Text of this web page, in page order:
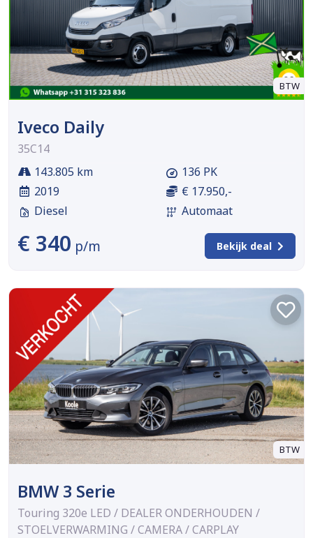
BTW
Iveco Daily
35C14
143.805 km
2019
Diesel
136 PK
€ 17.950,-
Automaat
€ 340 p/m Bekijk deal
BTW
BMW 3 Serie
Touring 320e LED / DEALER ONDERHOUDEN /
STOELVERWARMING / CAMERA / CARPLAY